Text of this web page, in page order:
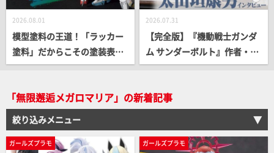
2026.08.01
模型塗料の王道！「ラッカー
塗料」だからこその塗装表現
をプロモデラー作例とともに
2026.07.31
【完全版】『機動戦士ガンダ
ム サンダーボルト』作者・太
田垣康男インタビュー!! クラ
の心境など語ってもらった！
【HJメカニクス28】
「無限邂逅メガロマリア」の新着記事
絞り込みメニュー
ガールズプラモ ガールズプラモ